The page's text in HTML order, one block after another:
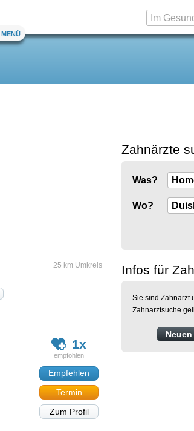
Menü
25 km Umkreis
1x
Empfehlen
Termin
Zum Profil
Zahnärzte
Was?
Wo?
Infos für
Sie sind Zahnarzt
Zahnarztsuche